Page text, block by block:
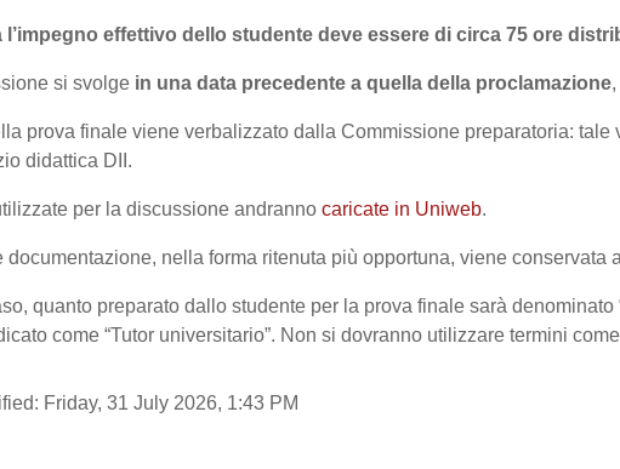
l’impegno effettivo dello studente deve essere di circa 75 ore
si svolge in una data precedente a quella della proclamazione
prova finale viene verbalizzato dalla Commissione preparatoria:
didattica DII.
per la discussione andranno caricate in Uniweb.
documentazione, nella forma ritenuta più opportuna, viene conservata
quanto preparato dallo studente per la prova finale sarà
come “Tutor universitario”. Non si dovranno utilizzare termini come
Friday, 31 July 2026, 1:43 PM